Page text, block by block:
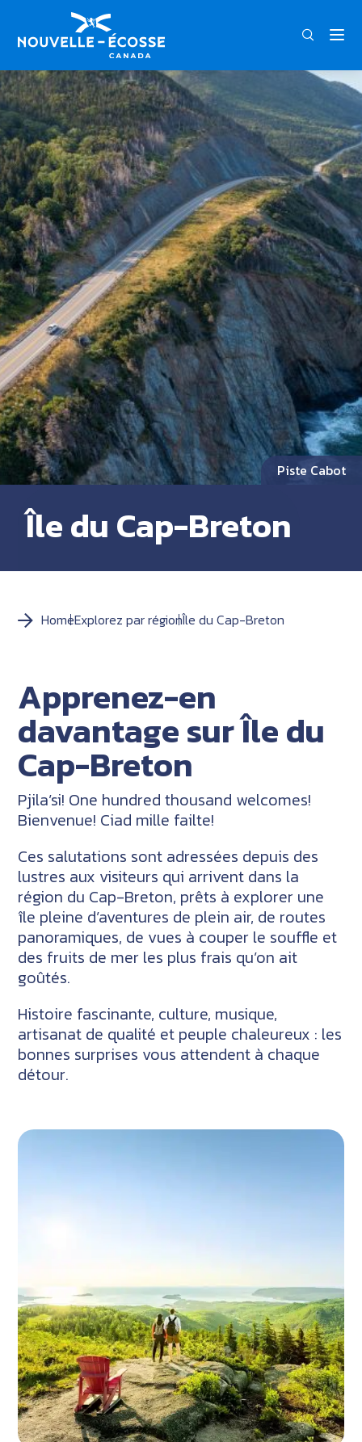
Piste Cabot
Île du Cap-Breton
HomeExplorez par régionÎle du Cap-Breton
Apprenez-en
davantage sur Île du
Cap-Breton
Pjila’si! One hundred thousand welcomes!
Bienvenue! Ciad mille failte!
Ces salutations sont adressées depuis des
lustres aux visiteurs qui arrivent dans la
région du Cap-Breton, prêts à explorer une
île pleine d’aventures de plein air, de routes
panoramiques, de vues à couper le souffle et
des fruits de mer les plus frais qu’on ait
goûtés.
Histoire fascinante, culture, musique,
artisanat de qualité et peuple chaleureux : les
bonnes surprises vous attendent à chaque
détour.